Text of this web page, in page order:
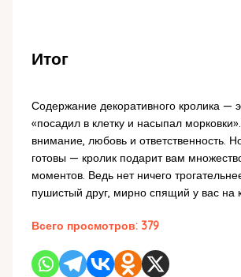
Итог
Содержание декоративного кролика —
«посадил в клетку и насыпал
внимание, любовь и ответственность.
готовы — кролик подарит вам
моментов. Ведь нет ничего
пушистый друг, мирно спящий у вас на
Всего просмотров: 379